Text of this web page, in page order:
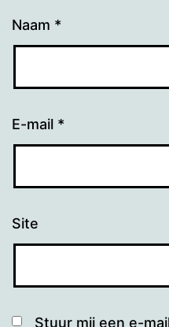
Naam *
E-mail *
Site
Stuur mij een e-